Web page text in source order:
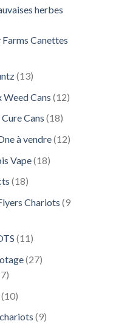
herbes
Canettes
1313
Cans 1212
Cans 1818
à vendre 1212
Vape 1818
1818
Chariots 9
1111
2727
17
1010
99